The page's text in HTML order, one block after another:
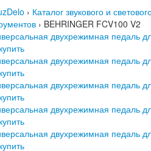
› Каталог звукового и
› BEHRINGER FCV100 V2